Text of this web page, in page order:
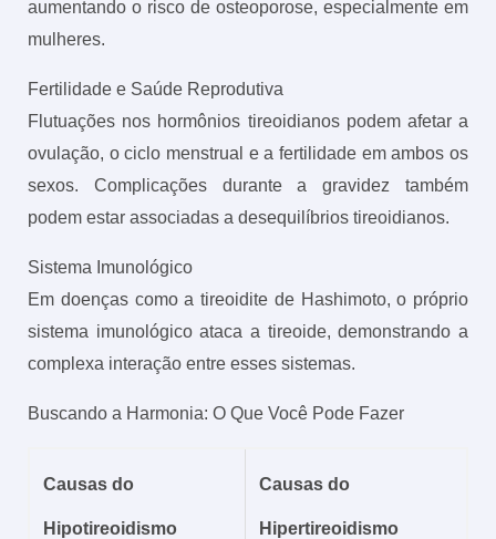
aumentando o risco de osteoporose, especialmente em
mulheres.
Fertilidade e Saúde Reprodutiva
Flutuações nos hormônios tireoidianos podem afetar a
ovulação, o ciclo menstrual e a fertilidade em ambos os
sexos. Complicações durante a gravidez também
podem estar associadas a desequilíbrios tireoidianos.
Sistema Imunológico
Em doenças como a tireoidite de Hashimoto, o próprio
sistema imunológico ataca a tireoide, demonstrando a
complexa interação entre esses sistemas.
Buscando a Harmonia: O Que Você Pode Fazer
Causas do
Hipotireoidismo
Causas do
Hipertireoidismo